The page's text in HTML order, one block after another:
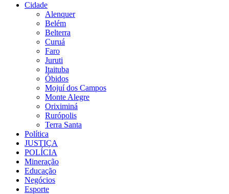
Cidade
Alenquer
Belém
Belterra
Curuá
Faro
Juruti
Itaituba
Óbidos
Mojuí dos Campos
Monte Alegre
Oriximiná
Rurópolis
Terra Santa
Política
JUSTIÇA
POLÍCIA
Mineração
Educação
Negócios
Esporte